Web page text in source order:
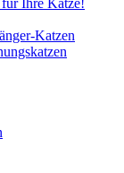
Ihre Katze!
Katzen